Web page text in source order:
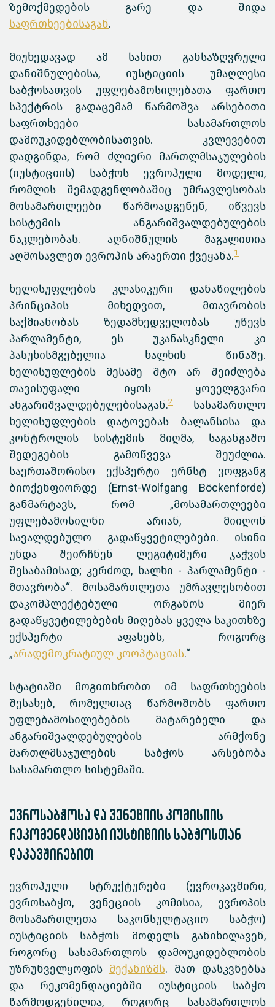
ზემოქმედების გარე და შიდა
საფრთხეებისაგან.
მიუხედავად ამ სახით განსაზღვრული
დანიშნულებისა, იუსტიციის უმაღლესი
საბჭოსათვის უფლებამოსილებათა ფართო
სპექტრის გადაცემამ წარმოშვა არსებითი
საფრთხეები სასამართლოს
დამოუკიდებლობისათვის. კვლევებით
დადგინდა, რომ ძლიერი მართლმსაჯულების
(იუსტიციის) საბჭოს ევროპული მოდელი,
რომლის შემადგენლობაშიც უმრავლესობას
მოსამართლეები წარმოადგენენ, იწვევს
სისტემის ანგარიშვალდებულების
ნაკლებობას. აღნიშნულის მაგალითია
აღმოსავლეთ ევროპის არაერთი ქვეყანა.1
ხელისუფლების კლასიკური დანაწილების
პრინციპის მიხედვით, მთავრობის
საქმიანობას ზედამხედველობას უწევს
პარლამენტი, ეს უკანასკნელი კი
პასუხისმგებელია ხალხის წინაშე.
ხელისუფლების მესამე შტო არ შეიძლება
თავისუფალი იყოს ყოველგვარი
ანგარიშვალდებულებისაგან.2
სასამართლო
ხელისუფლების დატოვებას ბალანსისა და
კონტროლის სისტემის მიღმა, საგანგაშო
შედეგების გამოწვევა შეუძლია.
საერთაშორისო ექსპერტი ერნსტ ვოფგანგ
ბიოქენფიორდე (Ernst-Wolfgang Böckenförde)
განმარტავს, რომ „მოსამართლეები
უფლებამოსილნი არიან, მიიღონ
სავალდებულო გადაწყვეტილებები. ისინი
უნდა შეირჩნენ ლეგიტიმური ჯაჭვის
შესაბამისად; კერძოდ, ხალხი - პარლამენტი -
მთავრობა“. მოსამართლეთა უმრავლესობით
დაკომპლექტებული ორგანოს მიერ
გადაწყვეტილებების მიღებას ყველა საკითხზე
ექსპერტი აფასებს, როგორც
„არადემოკრატიულ კოოპტაციას.“
სტატიაში მოგითხრობთ იმ საფრთხეების
შესახებ, რომელთაც წარმოშობს ფართო
უფლებამოსილებების მატარებელი და
ანგარიშვალდებულების არმქონე
მართლმსაჯულების საბჭოს არსებობა
სასამართლო სისტემაში.
ევროსაბჭოსა და ვენეციის კომისიის
რეკომენდაციები იუსტიციის საბჭოსთან
დაკავშირებით
ევროპული სტრუქტურები (ევროკავშირი,
ევროსაბჭო, ვენეციის კომისია, ევროპის
მოსამართლეთა საკონსულტაციო საბჭო)
იუსტიციის საბჭოს მოდელს განიხილავენ,
როგორც სასამართლოს დამოუკიდებლობის
უზრუნველყოფის მექანიზმს. მათ დასკვნებსა
და რეკომენდაციებში იუსტიციის საბჭო
წარმოდგენილია, როგორც სასამართლოს